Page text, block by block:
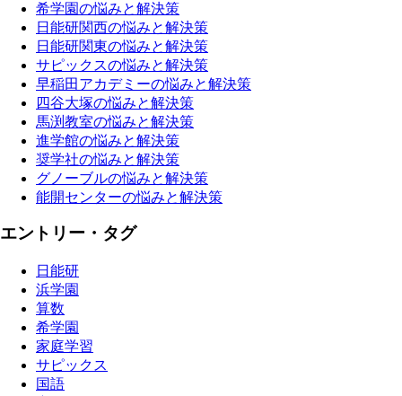
希学園の悩みと解決策
日能研関西の悩みと解決策
日能研関東の悩みと解決策
サピックスの悩みと解決策
早稲田アカデミーの悩みと解決策
四谷大塚の悩みと解決策
馬渕教室の悩みと解決策
進学館の悩みと解決策
奨学社の悩みと解決策
グノーブルの悩みと解決策
能開センターの悩みと解決策
エントリー・タグ
日能研
浜学園
算数
希学園
家庭学習
サピックス
国語